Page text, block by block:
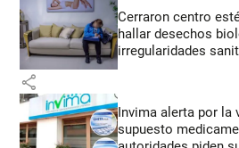
Cerraron centro
hallar desechos
irregularidades
share
Invima alerta por la
supuesto